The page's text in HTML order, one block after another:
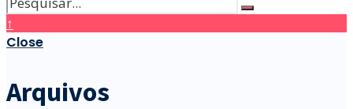
↑
Close
Arquivos